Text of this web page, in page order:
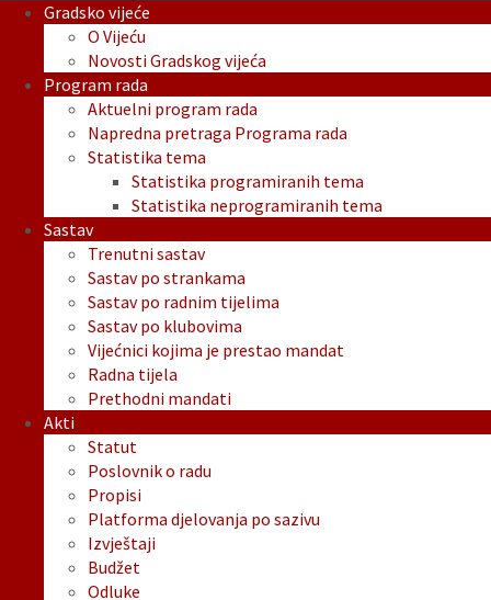
Gradsko vijeće
O Vijeću
Novosti Gradskog vijeća
Program rada
Aktuelni program rada
Napredna pretraga Programa rada
Statistika tema
Statistika programiranih tema
Statistika neprogramiranih tema
Sastav
Trenutni sastav
Sastav po strankama
Sastav po radnim tijelima
Sastav po klubovima
Vijećnici kojima je prestao mandat
Radna tijela
Prethodni mandati
Akti
Statut
Poslovnik o radu
Propisi
Platforma djelovanja po sazivu
Izvještaji
Budžet
Odluke